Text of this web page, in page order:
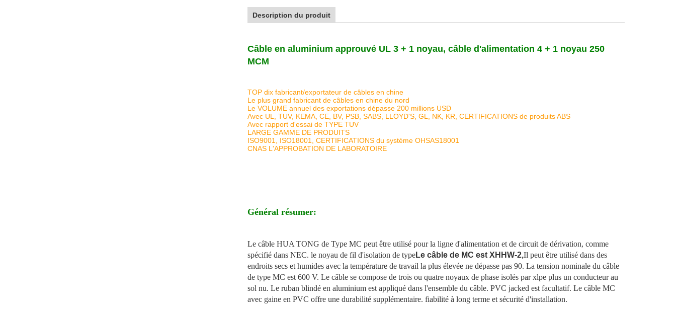
Description du produit
Câble en aluminium approuvé UL 3 + 1 noyau, câble d'alimentation 4 + 1 noyau 250
MCM
TOP dix fabricant/exportateur de câbles en chine
Le plus grand fabricant de câbles en chine du nord
Le VOLUME annuel des exportations dépasse 200 millions USD
Avec UL, TUV, KEMA, CE, BV, PSB, SABS, LLOYD'S, GL, NK, KR, CERTIFICATIONS de produits ABS
Avec rapport d'essai de TYPE TUV
LARGE GAMME DE PRODUITS
ISO9001, ISO18001, CERTIFICATIONS du système OHSAS18001
CNAS L'APPROBATION DE LABORATOIRE
Général résumer:
Le câble HUA TONG de Type MC peut être utilisé pour la ligne d'alimentation et de circuit de dérivation, comme
spécifié dans NEC. le noyau de fil d'isolation de typeLe câble de MC est XHHW-2,Il peut être utilisé dans des
endroits secs et humides avec la température de travail la plus élevée ne dépasse pas 90. La tension nominale du câble
de type MC est 600 V. Le câble se compose de trois ou quatre noyaux de phase isolés par xlpe plus un conducteur au
sol nu. Le ruban blindé en aluminium est appliqué dans l'ensemble du câble. PVC jacked est facultatif. Le câble MC
avec gaine en PVC offre une durabilité supplémentaire. fiabilité à long terme et sécurité d'installation.